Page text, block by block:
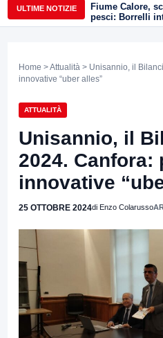
ULTIME NOTIZIE
Fiume Calore,
pesci: Borrelli
“Benevento
Home >Attualità > Unisannio, il
innovative “uber alles”
ATTUALITÀ
Unisannio, il
2024. Canfora:
innovative
25 OTTOBRE 2024di Enzo Colarusso